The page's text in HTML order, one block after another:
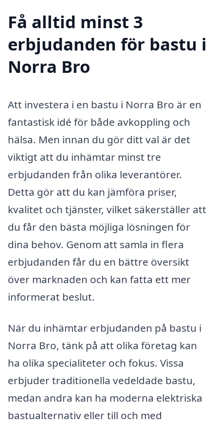
Få alltid minst 3
erbjudanden för bastu i
Norra Bro
Att investera i en bastu i Norra Bro är en
fantastisk idé för både avkoppling och
hälsa. Men innan du gör ditt val är det
viktigt att du inhämtar minst tre
erbjudanden från olika leverantörer.
Detta gör att du kan jämföra priser,
kvalitet och tjänster, vilket säkerställer att
du får den bästa möjliga lösningen för
dina behov. Genom att samla in flera
erbjudanden får du en bättre översikt
över marknaden och kan fatta ett mer
informerat beslut.
När du inhämtar erbjudanden på bastu i
Norra Bro, tänk på att olika företag kan
ha olika specialiteter och fokus. Vissa
erbjuder traditionella vedeldade bastu,
medan andra kan ha moderna elektriska
bastualternativ eller till och med